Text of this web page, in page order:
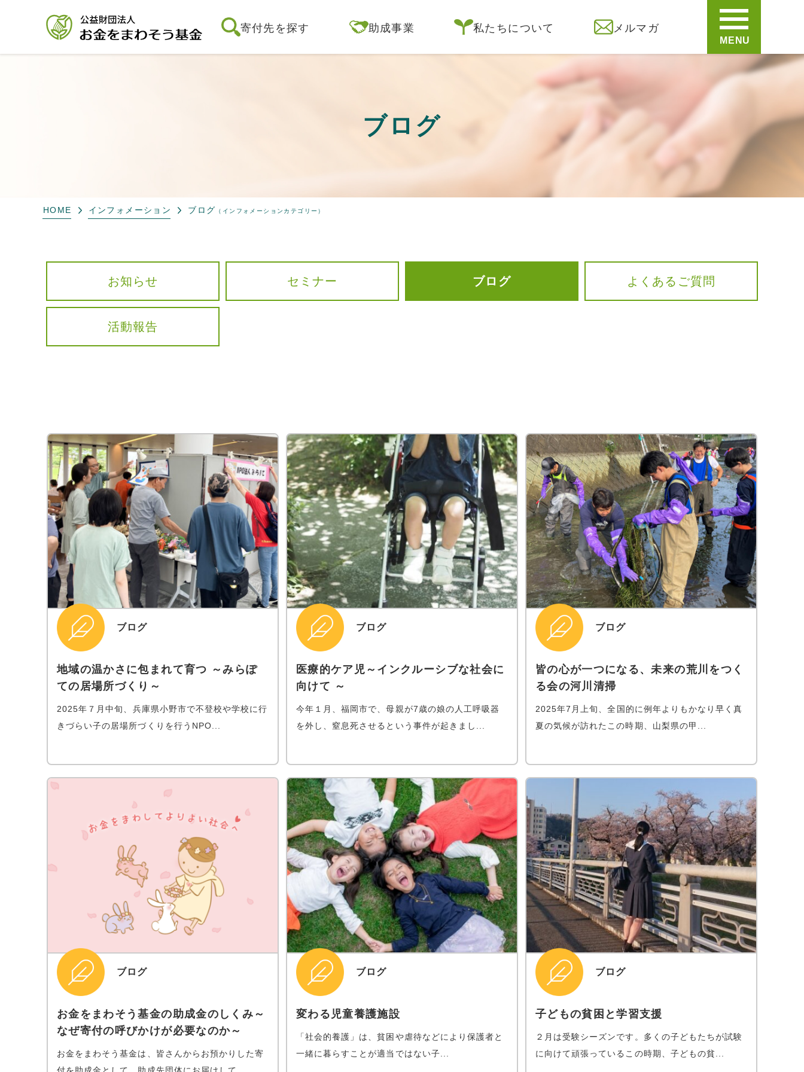
寄付先を探す 助成事業 私たちについて メルマガ
MENU
ブログ
HOME インフォメーション ブログ （インフォメーションカテゴリー）
お知らせ セミナー ブログ よくあるご質問
活動報告
ブログ
地域の温かさに包まれて育つ ～みらぽ
ての居場所づくり～
2025年７月中旬、兵庫県小野市で不登校や学校に行
きづらい子の居場所づくりを行うNPO...
ブログ
医療的ケア児～インクルーシブな社会に
向けて ～
今年１月、福岡市で、母親が7歳の娘の人工呼吸器
を外し、窒息死させるという事件が起きまし...
ブログ
皆の心が一つになる、未来の荒川をつく
る会の河川清掃
2025年7月上旬、全国的に例年よりもかなり早く真
夏の気候が訪れたこの時期、山梨県の甲...
ブログ
お金をまわそう基金の助成金のしくみ～
なぜ寄付の呼びかけが必要なのか～
お金をまわそう基金は、皆さんからお預かりした寄
付を助成金として、助成先団体にお届けして...
ブログ
変わる児童養護施設
「社会的養護」は、貧困や虐待などにより保護者と
一緒に暮らすことが適当ではない子...
ブログ
子どもの貧困と学習支援
２月は受験シーズンです。多くの子どもたちが試験
に向けて頑張っているこの時期、子どもの貧...